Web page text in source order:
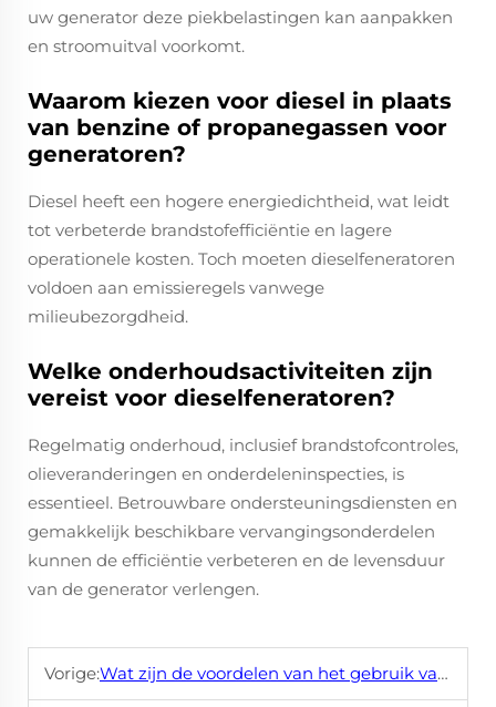
uw generator deze piekbelastingen kan aanpakken
en stroomuitval voorkomt.
Waarom kiezen voor diesel in plaats
van benzine of propanegassen voor
generatoren?
Diesel heeft een hogere energiedichtheid, wat leidt
tot verbeterde brandstofefficiëntie en lagere
operationele kosten. Toch moeten dieselfeneratoren
voldoen aan emissieregels vanwege
milieubezorgdheid.
Welke onderhoudsactiviteiten zijn
vereist voor dieselfeneratoren?
Regelmatig onderhoud, inclusief brandstofcontroles,
olieveranderingen en onderdeleninspecties, is
essentieel. Betrouwbare ondersteuningsdiensten en
gemakkelijk beschikbare vervangingsonderdelen
kunnen de efficiëntie verbeteren en de levensduur
van de generator verlengen.
Vorige:Wat zijn de voordelen van het gebruik van een dieselgenerator ten opzichte van andere soorten generatoren?